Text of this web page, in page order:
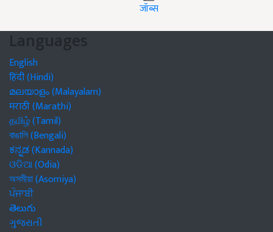
जॉब्स
Languages
English
हिंदी (Hindi)
മലയാളം (Malayalam)
मराठी (Marathi)
தமிழ் (Tamil)
বাঙালি (Bengali)
ಕನ್ನಡ (Kannada)
ଓଡିଆ (Odia)
অসমীয়া (Asomiya)
ਪੰਜਾਬੀ
తెలుగు
ગુજરાતી